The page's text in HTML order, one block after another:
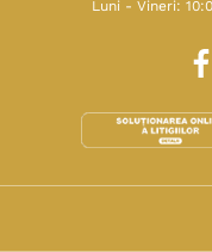
Luni - Vineri: